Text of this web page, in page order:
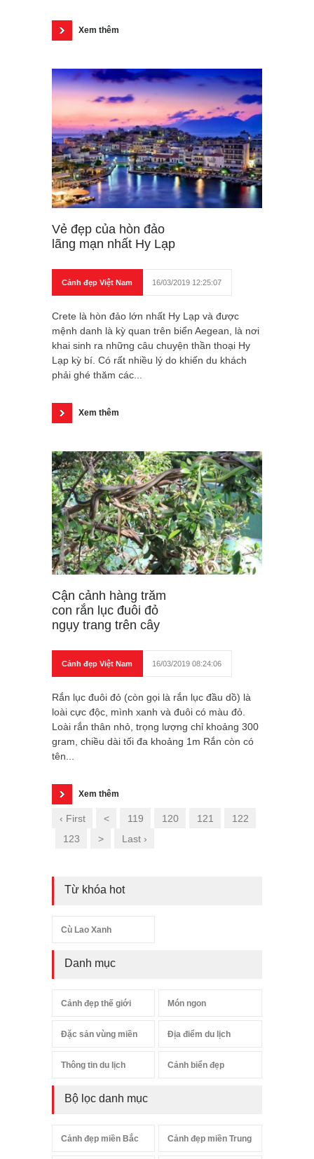
Xem thêm
Vẻ đẹp của hòn đảo
lãng mạn nhất Hy Lạp
Cảnh đẹp Việt Nam 16/03/2019 12:25:07
Crete là hòn đảo lớn nhất Hy Lạp và được
mệnh danh là kỳ quan trên biển Aegean, là nơi
khai sinh ra những câu chuyện thần thoại Hy
Lạp kỳ bí. Có rất nhiều lý do khiến du khách
phải ghé thăm các...
Xem thêm
Cận cảnh hàng trăm
con rắn lục đuôi đỏ
ngụy trang trên cây
Cảnh đẹp Việt Nam 16/03/2019 08:24:06
Rắn lục đuôi đỏ (còn gọi là rắn lục đầu dồ) là
loài cực độc, mình xanh và đuôi có màu đỏ.
Loài rắn thân nhỏ, trọng lượng chỉ khoảng 300
gram, chiều dài tối đa khoảng 1m Rắn còn có
tên...
Xem thêm
‹ First < 119 120 121
122
123
> Last ›
Từ khóa hot
Cù Lao Xanh
Danh mục
Cảnh đẹp thế giới Món ngon
Đặc sản vùng miền Địa điểm du lịch
Thông tin du lịch Cảnh biển đẹp
Bộ lọc danh mục
Cảnh đẹp miền Bắc Cảnh đẹp miền Trung